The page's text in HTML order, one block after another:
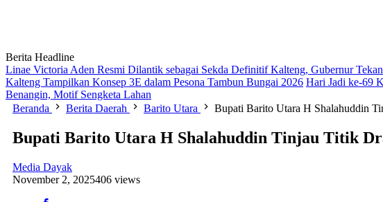
Berita Headline
Linae Victoria Aden Resmi Dilantik sebagai Sekda Definitif Kalteng, Gubernur
Kalteng Tampilkan Konsep 3E dalam Pesona Tambun Bungai 2026 Hari Jadi ke-69
Benangin, Motif Sengketa Lahan
Beranda
Berita Daerah Barito Utara Bupati Barito Utara H Shalahuddin
Bupati Barito Utara H Shalahuddin Tinjau Titik
Media Dayak
November 2, 2025406 views